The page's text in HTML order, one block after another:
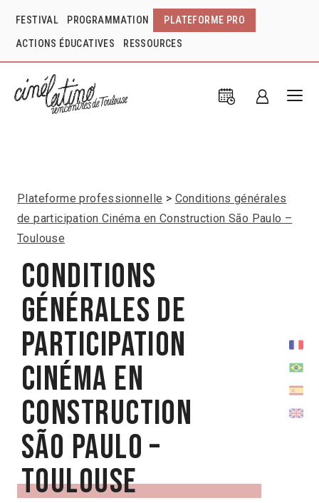
FESTIVAL PROGRAMMATION PLATEFORME PRO
ACTIONS ÉDUCATIVES RESSOURCES
Plateforme professionnelle
Conditions générales
de participation Cinéma en Construction São Paulo –
Toulouse
Conditions
générales de
participation
Cinéma en
Construction
São Paulo –
Toulouse